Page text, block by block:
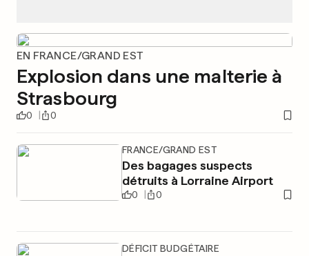
EN FRANCE/GRAND EST
Explosion dans une malterie à
Strasbourg
0 0
FRANCE/GRAND EST
Des bagages suspects
détruits à Lorraine Airport
0 0
DÉFICIT BUDGÉTAIRE